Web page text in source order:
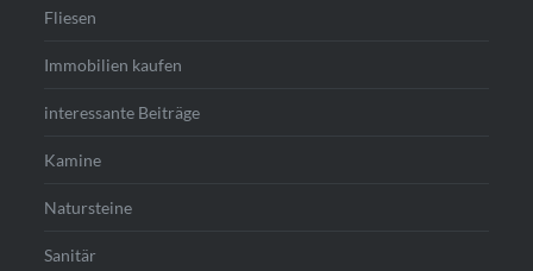
Fliesen
Immobilien kaufen
interessante Beiträge
Kamine
Natursteine
Sanitär